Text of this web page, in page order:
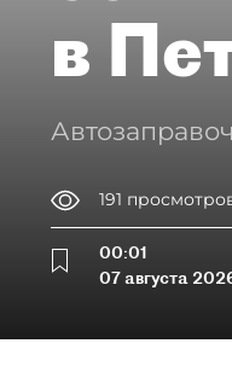
в
191
00:01
07 августа